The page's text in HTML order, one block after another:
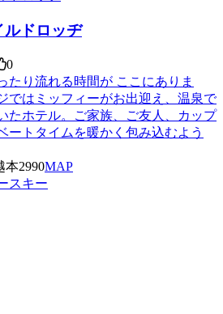
ルドロッヂ
0
たり流れる時間が ここにありま
ではミッフィーがお出迎え、温泉で
たホテル。ご家族、ご友人、カップ
ートタイムを暖かく包み込むよう
本2990MAP
スキー